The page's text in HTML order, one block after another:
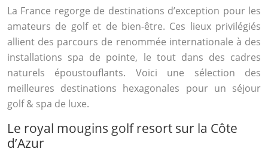
La France regorge de destinations d’exception pour les
amateurs de golf et de bien-être. Ces lieux privilégiés
allient des parcours de renommée internationale à des
installations spa de pointe, le tout dans des cadres
naturels époustouflants. Voici une sélection des
meilleures destinations hexagonales pour un séjour
golf & spa de luxe.
Le royal mougins golf resort sur la Côte
d’Azur